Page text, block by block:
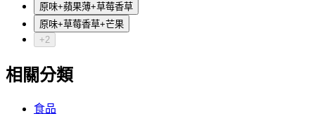
原味+蘋果薄+草莓香草
原味+草莓香草+芒果
+2
相關分類
食品